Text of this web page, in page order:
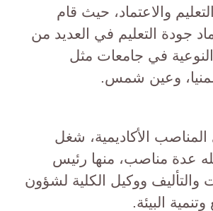
والاعتماد، حيث قام
جودة التعليم في العديد من
النوعية في جامعات مثل
وعين شمس.
الأكاديمية، شغل
عدة مناصب، منها رئيس
والتأليف ووكيل الكلية لشؤون
البيئة.